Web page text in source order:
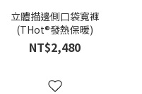
立體描邊側口袋寬褲
(THot®發熱保暖)
NT$2,480